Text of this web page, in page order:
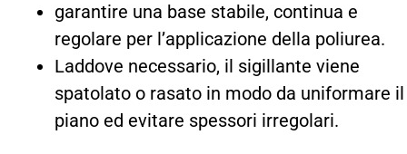
garantire una base stabile, continua e
regolare per l’applicazione della poliurea.
Laddove necessario, il sigillante viene
spatolato o rasato in modo da uniformare il
piano ed evitare spessori irregolari.